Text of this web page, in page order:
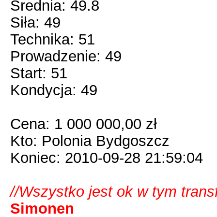
Średnia: 49.8
Siła: 49
Technika: 51
Prowadzenie: 49
Start: 51
Kondycja: 49
Cena: 1 000 000,00 zł
Kto: Polonia Bydgoszcz
Koniec: 2010-09-28 21:59:04
//Wszystko jest ok w tym
Simonen